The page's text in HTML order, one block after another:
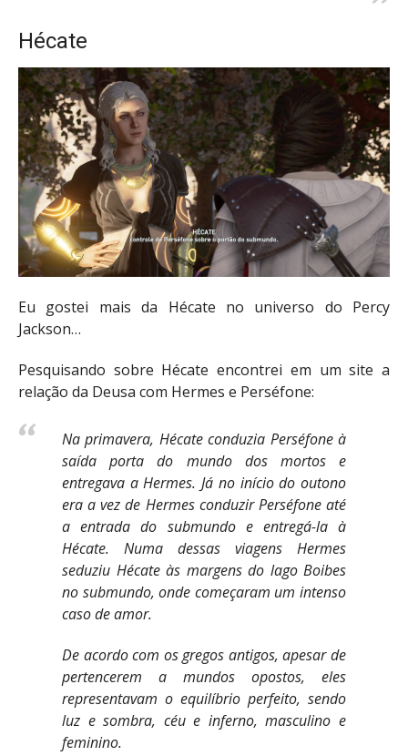
Hécate
Eu gostei mais da Hécate no universo do Percy
Jackson…
Pesquisando sobre Hécate encontrei em um site a
relação da Deusa com Hermes e Perséfone:
Na primavera, Hécate conduzia Perséfone à
saída porta do mundo dos mortos e
entregava a Hermes. Já no início do outono
era a vez de Hermes conduzir Perséfone até
a entrada do submundo e entregá-la à
Hécate. Numa dessas viagens Hermes
seduziu Hécate às margens do lago Boibes
no submundo, onde começaram um intenso
caso de amor.
De acordo com os gregos antigos, apesar de
pertencerem a mundos opostos, eles
representavam o equilíbrio perfeito, sendo
luz e sombra, céu e inferno, masculino e
feminino.